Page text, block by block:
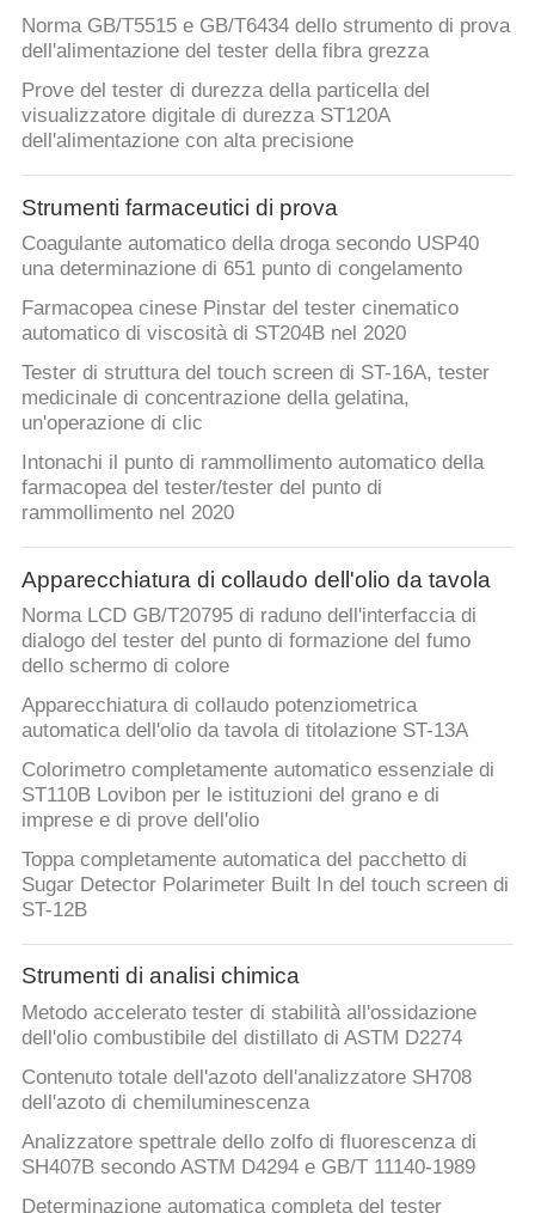
Norma GB/T5515 e GB/T6434 dello strumento di prova
dell'alimentazione del tester della fibra grezza
Prove del tester di durezza della particella del
visualizzatore digitale di durezza ST120A
dell'alimentazione con alta precisione
Strumenti farmaceutici di prova
Coagulante automatico della droga secondo USP40
una determinazione di 651 punto di congelamento
Farmacopea cinese Pinstar del tester cinematico
automatico di viscosità di ST204B nel 2020
Tester di struttura del touch screen di ST-16A, tester
medicinale di concentrazione della gelatina,
un'operazione di clic
Intonachi il punto di rammollimento automatico della
farmacopea del tester/tester del punto di
rammollimento nel 2020
Apparecchiatura di collaudo dell'olio da tavola
Norma LCD GB/T20795 di raduno dell'interfaccia di
dialogo del tester del punto di formazione del fumo
dello schermo di colore
Apparecchiatura di collaudo potenziometrica
automatica dell'olio da tavola di titolazione ST-13A
Colorimetro completamente automatico essenziale di
ST110B Lovibon per le istituzioni del grano e di
imprese e di prove dell'olio
Toppa completamente automatica del pacchetto di
Sugar Detector Polarimeter Built In del touch screen di
ST-12B
Strumenti di analisi chimica
Metodo accelerato tester di stabilità all'ossidazione
dell'olio combustibile del distillato di ASTM D2274
Contenuto totale dell'azoto dell'analizzatore SH708
dell'azoto di chemiluminescenza
Analizzatore spettrale dello zolfo di fluorescenza di
SH407B secondo ASTM D4294 e GB/T 11140-1989
Determinazione automatica completa del tester